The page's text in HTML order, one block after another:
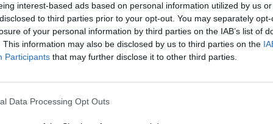
interest-based ads based on personal information utilized by us
to third parties prior to your opt-out. You may separately
of your personal information by third parties on the IAB’s list of
This information may also be disclosed by us to third parties on the
Participants that may further disclose it to other third parties.
Data Processing Opt Outs